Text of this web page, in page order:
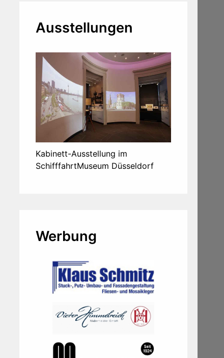
Ausstellungen
Kabinett-Ausstellung im
SchifffahrtMuseum Düsseldorf
Werbung